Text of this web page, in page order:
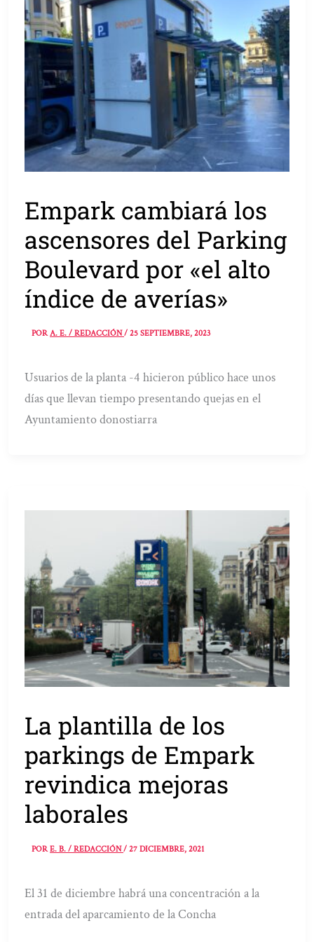
Empark cambiará los
ascensores del Parking
Boulevard por «el alto
índice de averías»
PORA. E. / REDACCIÓN/25 SEPTIEMBRE, 2023
Usuarios de la planta -4 hicieron público hace unos
días que llevan tiempo presentando quejas en el
Ayuntamiento donostiarra
La plantilla de los
parkings de Empark
revindica mejoras
laborales
PORE. B. / REDACCIÓN/27 DICIEMBRE, 2021
El 31 de diciembre habrá una concentración a la
entrada del aparcamiento de la Concha